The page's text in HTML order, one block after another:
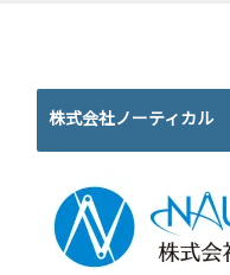
株式会社ノーティカル